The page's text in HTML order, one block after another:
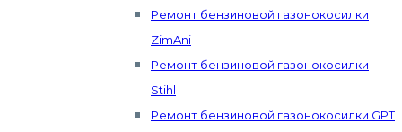
Ремонт бензиновой газонокосилки
ZimAni
Ремонт бензиновой газонокосилки
Stihl
Ремонт бензиновой газонокосилки GPT